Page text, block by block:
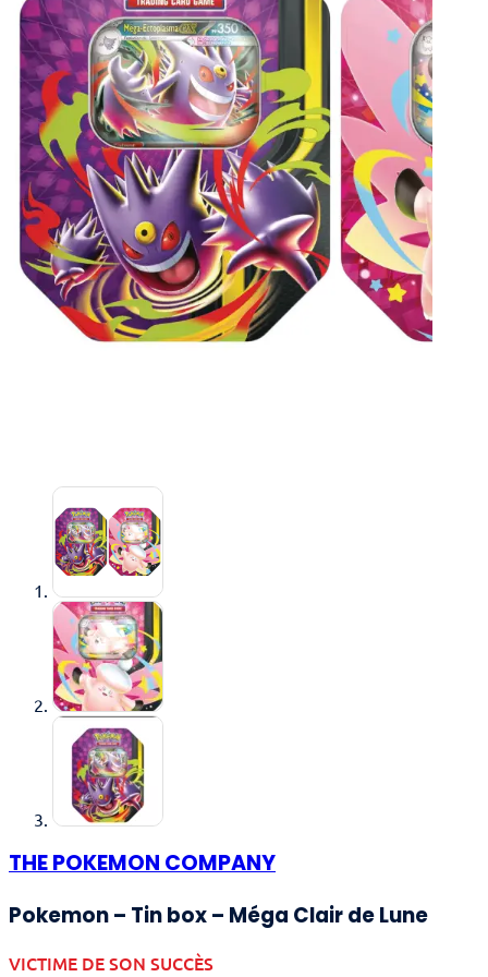
THE POKEMON COMPANY
Pokemon – Tin box – Méga Clair de Lune
VICTIME DE SON SUCCÈS